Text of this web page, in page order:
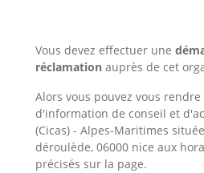
Vous devez effectuer une
réclamation auprès de cet
Alors vous pouvez vous
d'information de conseil et
(Cicas) - Alpes-Maritimes
déroulède, 06000 nice aux
précisés sur la page.